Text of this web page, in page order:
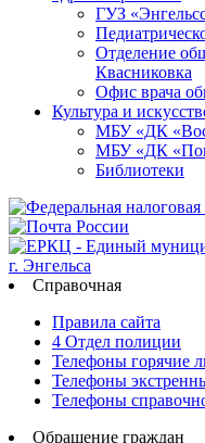
ГУЗ
Отделение
Квасниковка
Офис врача
Культура и
МБУ «ДК
МБУ «ДК
Библиотеки
Справочная
Правила сайта
4 Отдел полиции
Телефоны горячие
Телефоны
Телефоны
Обращение граждан